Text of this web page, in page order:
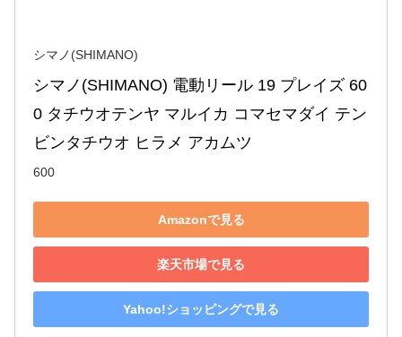
シマノ(SHIMANO)
シマノ(SHIMANO) 電動リール 19 プレイズ 60
0 タチウオテンヤ マルイカ コマセマダイ テン
ビンタチウオ ヒラメ アカムツ
600
Amazonで見る
楽天市場で見る
Yahoo!ショッピングで見る